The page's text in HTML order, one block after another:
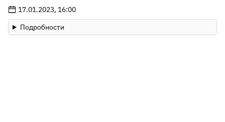
17.01.2023, 16:00
Подробности